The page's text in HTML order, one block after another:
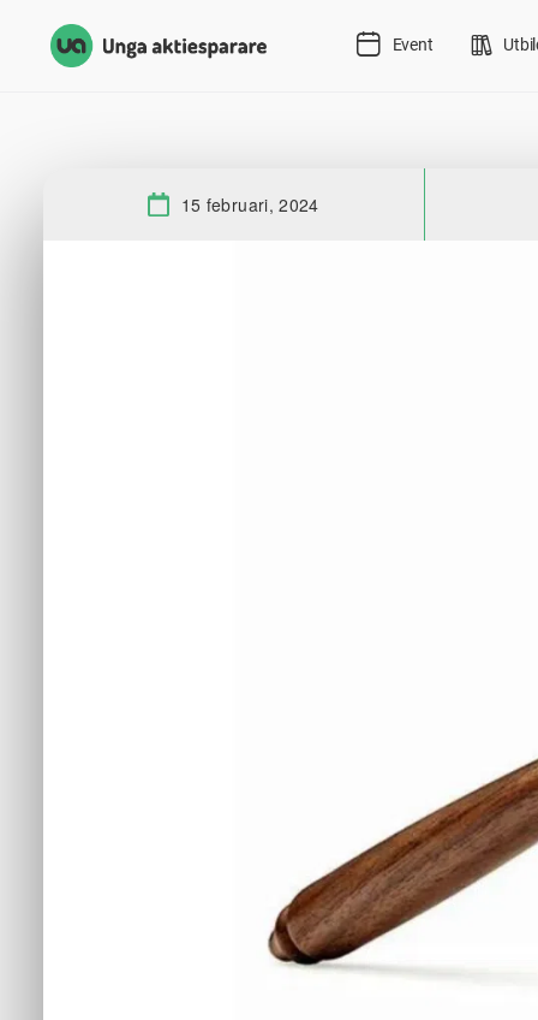
Event
Datum:
15 februari, 2024